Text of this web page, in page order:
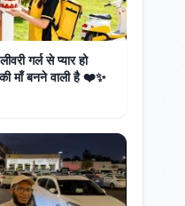
गर्ल से प्यार हो
माँ बनने वाली है ❤️✨